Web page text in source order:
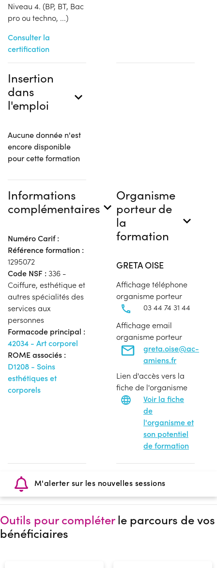
Niveau 4. (BP, BT, Bac
pro ou techno, ...)
Consulter la
certification
Insertion
dans
l'emploi
Aucune donnée n'est
encore disponible
pour cette formation
Informations
complémentaires
Numéro Carif :
Référence formation :
1295072
Code NSF : 336 -
Coiffure, esthétique et
autres spécialités des
services aux
personnes
Formacode principal :
42034 - Art corporel
ROME associés :
D1208 - Soins
esthétiques et
corporels
Organisme
porteur de
la
formation
GRETA OISE
Affichage téléphone
organisme porteur
03 44 74 31 44
Affichage email
organisme porteur
greta.oise@ac-
amiens.fr
Lien d'accès vers la
fiche de l'organisme
Voir la fiche
de
l'organisme et
son potentiel
de formation
M'alerter sur les nouvelles sessions
Outils pour compléterle parcours de vos
bénéficiaires